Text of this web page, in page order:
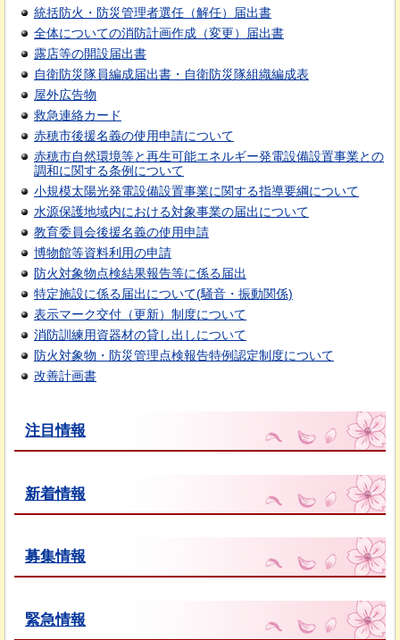
統括防火・防災管理者選任（解任）届出書
全体についての消防計画作成（変更）届出書
露店等の開設届出書
自衛防災隊員編成届出書・自衛防災隊組織編成表
屋外広告物
救急連絡カード
赤穂市後援名義の使用申請について
赤穂市自然環境等と再生可能エネルギー発電設備設置事業との
調和に関する条例について
小規模太陽光発電設備設置事業に関する指導要綱について
水源保護地域内における対象事業の届出について
教育委員会後援名義の使用申請
博物館等資料利用の申請
防火対象物点検結果報告等に係る届出
特定施設に係る届出について(騒音・振動関係)
表示マーク交付（更新）制度について
消防訓練用資器材の貸し出しについて
防火対象物・防災管理点検報告特例認定制度について
改善計画書
注目情報
新着情報
募集情報
緊急情報